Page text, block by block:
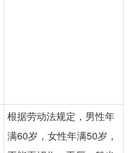
根据劳动法规定，男性年
满60岁，女性年满50岁，